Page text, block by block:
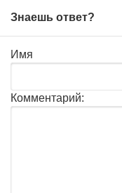
Знаешь ответ?
Имя
Комментарий: